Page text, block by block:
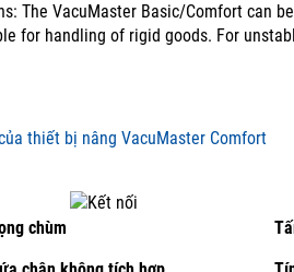
The VacuMaster Basic/Comfort can
for handling of rigid goods. For
chùm